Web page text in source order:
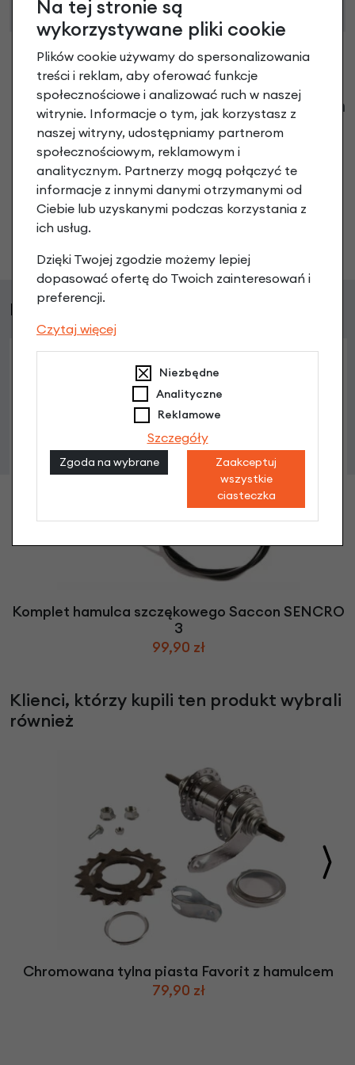
Klienci zadali następujące pytania o ten
produkt
Nikt wcześniej niemiał pytań do tego produktu? A Ty o
co chcesz zapytać?
Podobne produkty
Komplet hamulca szczękowego Saccon SENCRO
3
99,90 zł
Klienci, którzy kupili ten produkt wybrali
również
Chromowana tylna piasta Favorit z hamulcem
79,90 zł
Na tej stronie są
wykorzystywane pliki cookie
Plików cookie używamy do spersonalizowania
treści i reklam, aby oferować funkcje
społecznościowe i analizować ruch w naszej
witrynie. Informacje o tym, jak korzystasz z
naszej witryny, udostępniamy partnerom
społecznościowym, reklamowym i
analitycznym. Partnerzy mogą połączyć te
informacje z innymi danymi otrzymanymi od
Ciebie lub uzyskanymi podczas korzystania z
ich usług.
Dzięki Twojej zgodzie możemy lepiej
dopasować ofertę do Twoich zainteresowań i
preferencji.
Czytaj więcej
Niezbędne
Analityczne
Reklamowe
Szczegóły
Zgoda na wybrane
Zaakceptuj
wszystkie
ciasteczka